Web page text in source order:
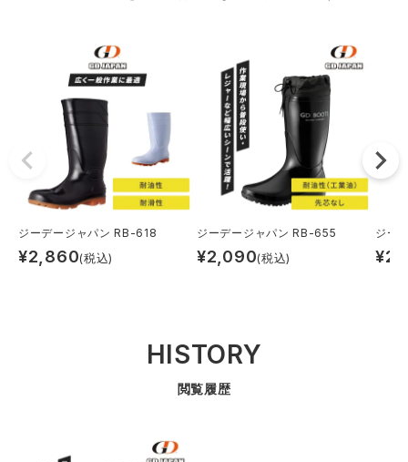
ジーデージャパン RB-618
¥2,860(税込)
ジーデージャパン RB-655
¥2,090(税込)
ジー
¥
HISTORY
閲覧履歴